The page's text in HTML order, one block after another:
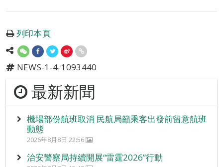
列印本頁
NEWS-1-4-1093440
最新新聞
機場部份航班取消 民航局籲乘客出發前留意航班
動態
2026年8月8日 22:56
治安警察局持續開展“雷霆2026”行動